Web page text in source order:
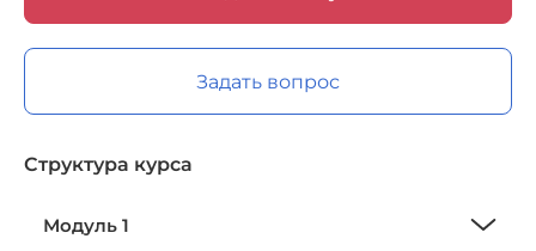
Задать вопрос
Структура курса
Модуль 1